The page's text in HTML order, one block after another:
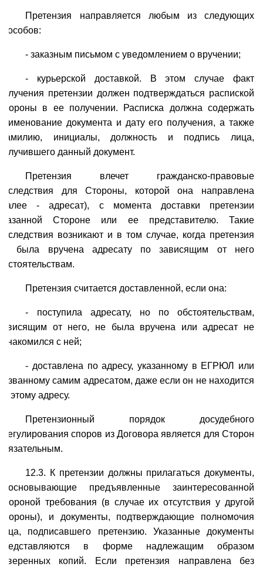
Претензия направляется любым из следующих
- заказным письмом с уведомлением о вручении;
- курьерской доставкой. В этом случае факт
претензии должен подтверждаться распиской
в ее получении. Расписка должна содержать
документа и дату его получения, а также
инициалы, должность и подпись лица,
данный документ.
Претензия влечет гражданско-правовые
для Стороны, которой она направлена
- адресат), с момента доставки претензии
Стороне или ее представителю. Такие
возникают и в том случае, когда претензия
была вручена адресату по зависящим от него
Претензия считается доставленной, если она:
- поступила адресату, но по обстоятельствам,
от него, не была вручена или адресат не
с ней;
- доставлена по адресу, указанному в ЕГРЮЛ или
самим адресатом, даже если он не находится
этому адресу.
Претензионный порядок досудебного
споров из Договора является для Сторон
12.3. К претензии должны прилагаться документы,
предъявленные заинтересованной
требования (в случае их отсутствия у другой
и документы, подтверждающие полномочия
подписавшего претензию. Указанные документы
в форме надлежащим образом
копий. Если претензия направлена без